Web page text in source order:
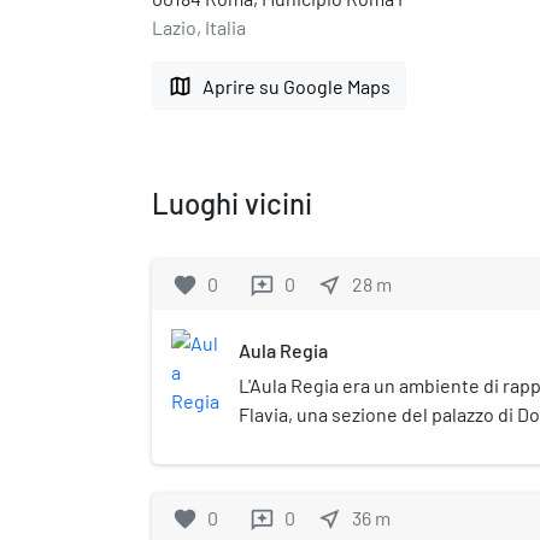
Lazio, Italia
map Aprire su Google Maps
Luoghi vicini
favorite 0 reviews 0 near_me 28 m
Aula Regia
L'Aula Regia era un ambiente di
Flavia, una sezione del palazzo di
imperiale si calcola che ricoprisse
favorite 0 reviews 0 near_me 36 m